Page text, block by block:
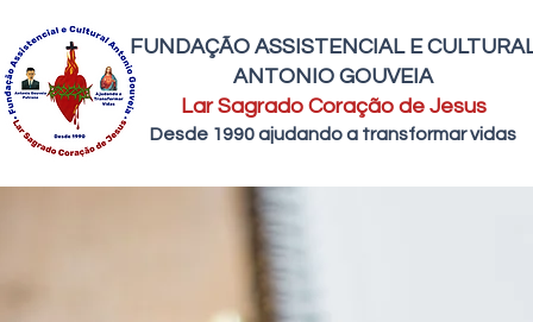
FUNDAÇÃO ASSISTENCIAL E
ANTONIO GOUVEIA
Lar Sagrado Coração de Jesus
Desde 1990 ajudando a transformar vidas